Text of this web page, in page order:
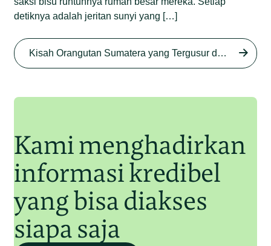
Sumatera di Rawa Tripa
Junaidi Hanafiah 27 Agu 2025
Begini Modus Perburuan
detiknya adalah jeritan sunyi yang […]
Kisah Orangutan Sumatera yang Tergusur dari Rumah Sendiri series
Kami menghadirkan
informasi kredibel
yang bisa diakses
siapa saja